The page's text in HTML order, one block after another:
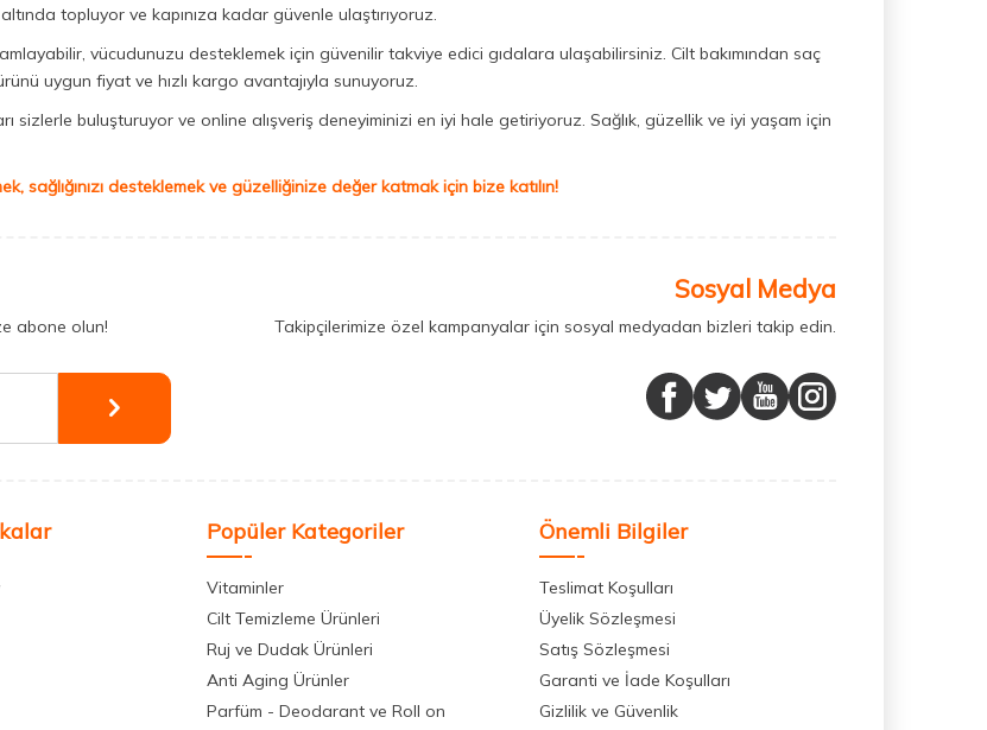
topluyor ve kapınıza kadar güvenle ulaştırıyoruz.
vücudunuzu desteklemek için güvenilir takviye edici gıdalara ulaşabilirsiniz. Cilt bakımından saç
uygun fiyat ve hızlı kargo avantajıyla sunuyoruz.
buluşturuyor ve online alışveriş deneyiminizi en iyi hale getiriyoruz. Sağlık, güzellik ve iyi yaşam için
sağlığınızı desteklemek ve güzelliğinize değer katmak için bize katılın!
abone olun!
Sosyal Medya
Takipçilerimize özel kampanyalar için sosyal medyadan bizleri takip edin.
Popüler Kategoriler
Vitaminler
Cilt Temizleme Ürünleri
Ruj ve Dudak Ürünleri
Anti Aging Ürünler
Parfüm - Deodarant ve Roll on
Önemli Bilgiler
Teslimat Koşulları
Üyelik Sözleşmesi
Satış Sözleşmesi
Garanti ve İade Koşulları
Gizlilik ve Güvenlik